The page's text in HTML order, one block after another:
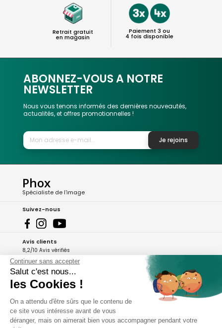
Retrait gratuit
en magasin
Paiement 3 ou
4 fois disponible
ABONNEZ-VOUS A NOTRE
NEWSLETTER
Nous vous tenons informés des dernières nouveautés,
actualités, et offres promotionnelles !
Je rejoins
Phox
Spécialiste de l'image
Suivez-nous
Avis clients
8,2/10 Avis vérifiés
L'Appli Phox
A propos de Phox
Services et garanties
Continuer sans accepter
Salut c'est nous...
les Cookies !
On a attendu d'être sûrs que le contenu de
ce site vous intéresse avant de vous
déranger, mais on aimerait bien vous accompagner pendant votre